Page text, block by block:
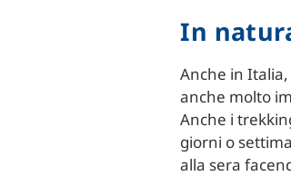
In
Anche in
anche molto
Anche i
giorni o
alla sera